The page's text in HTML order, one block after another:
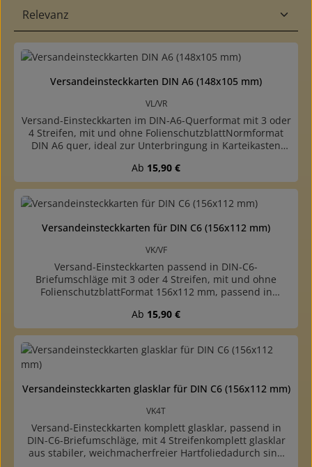
Versandeinsteckkarten DIN A6 (148x105 mm)
VL/VR
Versand-Einsteckkarten im DIN-A6-Querformat mit 3 oder
4 Streifen, mit und ohne FolienschutzblattNormformat
DIN A6 quer, ideal zur Unterbringung in Karteikasten
und ohne Folienschutzblatt, oben angeklebteinfache,
preiswerte Qualitätaus schwarzem Karton (mit grauer
weichmacherfreier Archivfolie PETStreifen jeweils 20 mm
hoch, seitlich offenper 100 Stück in praktischer, weißer
Feinwellschachtel verpackt
Regulärer Preis:
Ab 15,90 €
Versandeinsteckkarten für DIN C6 (156x112 mm)
VK/VF
Versand-Einsteckkarten passend in DIN-C6-
Briefumschläge mit 3 oder 4 Streifen, mit und ohne
FolienschutzblattFormat 156x112 mm, passend in
Versandmit 3 oder 4 Streifen verfügbarmit und ohne
Folienschutzblatt, oben angeklebtzusätzlich mit 3
lieferbareinfache, preiswerte Qualitätaus schwarzem
Karton (mit grauer Rückseite)Streifen und Deckblatt aus
jeweils 20 mm hoch, seitlich offenper 100 Stück in
praktischer, weißer Feinwellschachtel verpackt
Regulärer Preis:
Ab 15,90 €
Versandeinsteckkarten glasklar für DIN C6 (156x112 mm)
VK4T
Versand-Einsteckkarten komplett glasklar, passend in
DIN-C6-Briefumschläge, mit 4 Streifenkomplett glasklar
aus stabiler, weichmacherfreier Hartfoliedadurch sind